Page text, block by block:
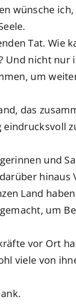
wünsche ich,
Tat. Wie
Und nicht nur
um
das
eindrucksvoll
und
hinaus
Land
um
vor Ort
viele von